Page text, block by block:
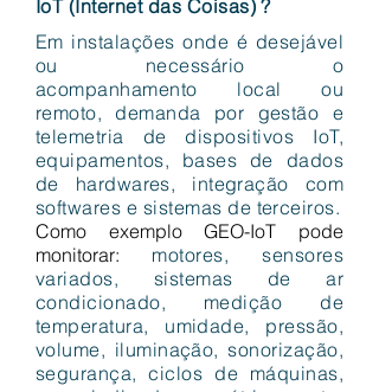
IoT (Internet das Coisas) ?
Em instalações onde é desejável
ou necessário o
acompanhamento local ou
remoto, demanda por gestão e
telemetria de dispositivos IoT,
equipamentos, bases de dados
de hardwares, integração com
softwares e sistemas de terceiros.
Como exemplo GEO-IoT pode
monitorar: motores, sensores
variados, sistemas de ar
condicionado, medição de
temperatura, umidade, pressão,
volume, iluminação, sonorização,
segurança, ciclos de máquinas,